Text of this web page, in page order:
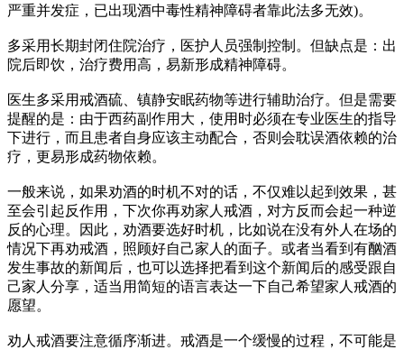
严重并发症，已出现酒中毒性精神障碍者靠此法多无效)。
多采用长期封闭住院治疗，医护人员强制控制。但缺点是：出
院后即饮，治疗费用高，易新形成精神障碍。
医生多采用戒酒硫、镇静安眠药物等进行辅助治疗。但是需要
提醒的是：由于西药副作用大，使用时必须在专业医生的指导
下进行，而且患者自身应该主动配合，否则会耽误酒依赖的治
疗，更易形成药物依赖。
一般来说，如果劝酒的时机不对的话，不仅难以起到效果，甚
至会引起反作用，下次你再劝家人戒酒，对方反而会起一种逆
反的心理。因此，劝酒要选好时机，比如说在没有外人在场的
情况下再劝戒酒，照顾好自己家人的面子。或者当看到有酗酒
发生事故的新闻后，也可以选择把看到这个新闻后的感受跟自
己家人分享，适当用简短的语言表达一下自己希望家人戒酒的
愿望。
劝人戒酒要注意循序渐进。戒酒是一个缓慢的过程，不可能是